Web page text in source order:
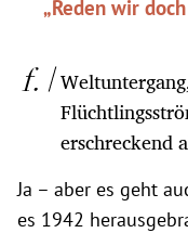
„Reden wir
erschreckend
Ja – aber es geht
es 1942